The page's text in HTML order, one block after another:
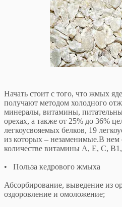
Начать стоит с того, что жмых
получают методом холодного
минералы, витамины,
орехах, а также от 25% до 36%
легкоусвояемых белков, 19
из которых – незаменимые.В нем
количестве витамины А, Е, С,
• Польза кедрового жмыха
Абсорбирование, выведение из
оздоровление и омоложение;